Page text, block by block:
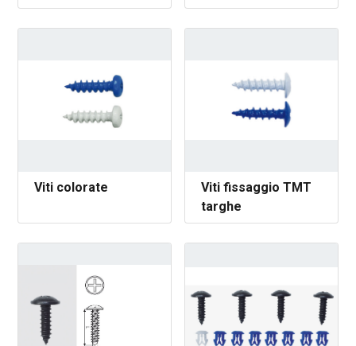
Viti colorate
Viti fissaggio TMT
targhe